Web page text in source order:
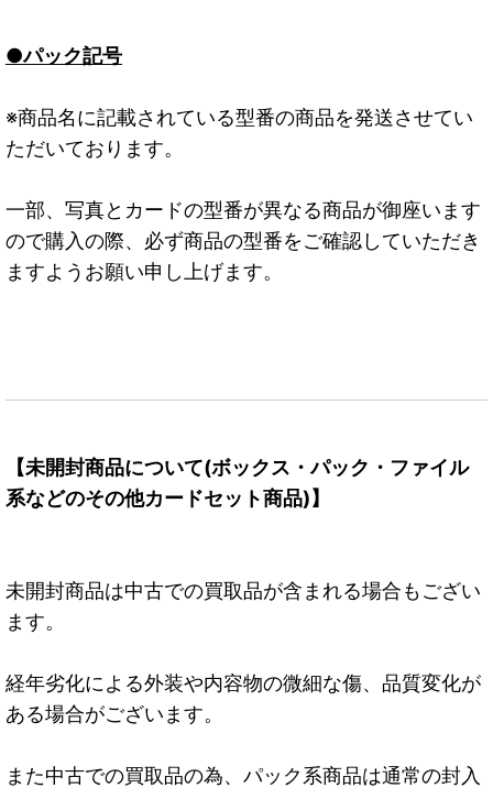
●パック記号
※商品名に記載されている型番の商品を発送させてい
ただいております。
一部、写真とカードの型番が異なる商品が御座います
ので購入の際、必ず商品の型番をご確認していただき
ますようお願い申し上げます。
【未開封商品について(ボックス・パック・ファイル
系などのその他カードセット商品)】
未開封商品は中古での買取品が含まれる場合もござい
ます。
経年劣化による外装や内容物の微細な傷、品質変化が
ある場合がございます。
また中古での買取品の為、パック系商品は通常の封入